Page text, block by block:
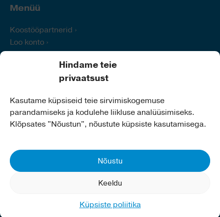
Hindame teie
privaatsust
Kasutame küpsiseid teie sirvimiskogemuse
parandamiseks ja kodulehe liikluse analüüsimiseks.
Klõpsates "Nõustun", nõustute küpsiste kasutamisega.
Nõustu
Keeldu
Küpsiste poliitika
Menüü
Koostööpartnerid
Loo konto
Logi sisse
Kiili Vallavalitsus
Aadress:Nabala tee 2a,75401 Kiili
E-post:info@kiilivald.ee
Koduleht:
www.kiilivald.ee